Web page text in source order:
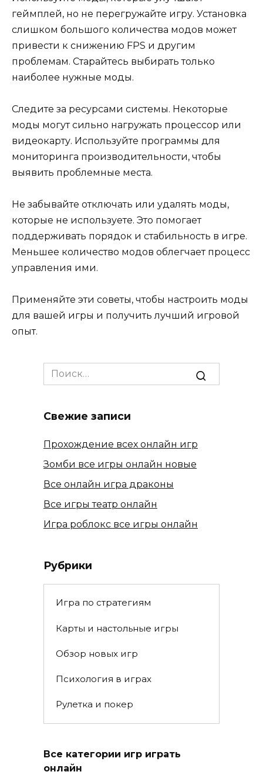
геймплей, но не перегружайте игру. Установка
слишком большого количества модов может
привести к снижению FPS и другим
проблемам. Старайтесь выбирать только
наиболее нужные моды.
Следите за ресурсами системы. Некоторые
моды могут сильно нагружать процессор или
видеокарту. Используйте программы для
мониторинга производительности, чтобы
выявить проблемные места.
Не забывайте отключать или удалять моды,
которые не используете. Это помогает
поддерживать порядок и стабильность в игре.
Меньшее количество модов облегчает процесс
управления ими.
Применяйте эти советы, чтобы настроить моды
для вашей игры и получить лучший игровой
опыт.
Search
for:
Свежие записи
Прохождение всех онлайн игр
Зомби все игры онлайн новые
Все онлайн игра драконы
Все игры театр онлайн
Игра роблокс все игры онлайн
Рубрики
Игра по стратегиям
Карты и настольные игры
Обзор новых игр
Психология в играх
Рулетка и покер
Все категории игр играть
онлайн